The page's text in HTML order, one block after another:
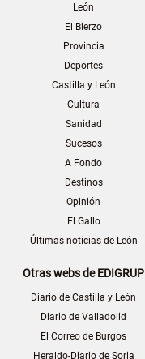
León
El Bierzo
Provincia
Deportes
Castilla y León
Cultura
Sanidad
Sucesos
A Fondo
Destinos
Opinión
El Gallo
Últimas noticias de León
Otras webs de EDIGRUP
Diario de Castilla y León
Diario de Valladolid
El Correo de Burgos
Heraldo-Diario de Soria